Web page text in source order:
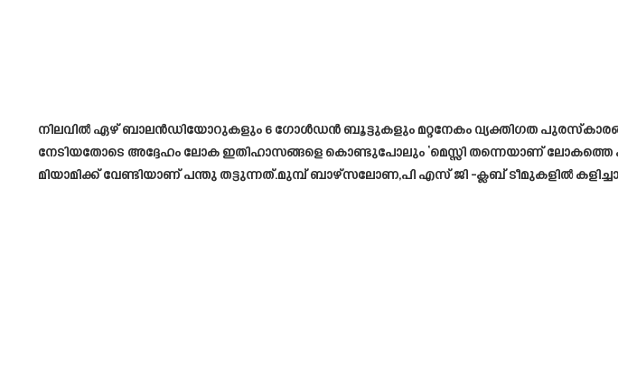
നിലവിൽ ഏഴ് ബാലൻഡിയോറുകളും 6 ഗോൾഡൻ ബൂട്ടുകളും മറ്റനേകം വ്യക്തിഗത
നേടിയതോടെ അദ്ദേഹം ലോക ഇതിഹാസങ്ങളെ കൊണ്ടുപോലും ‘മെസ്സി തന്നെയാണ് ലോകത്തെ
മിയാമിക്ക് വേണ്ടിയാണ് പന്തു തട്ടുന്നത്.മുമ്പ് ബാഴ്സലോണ,പി എസ് ജി -ക്ലബ്‌ ടീമുകളിൽ